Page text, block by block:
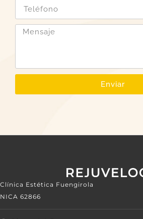
Enviar
Clínica Estética Fuengirola
NICA 62866